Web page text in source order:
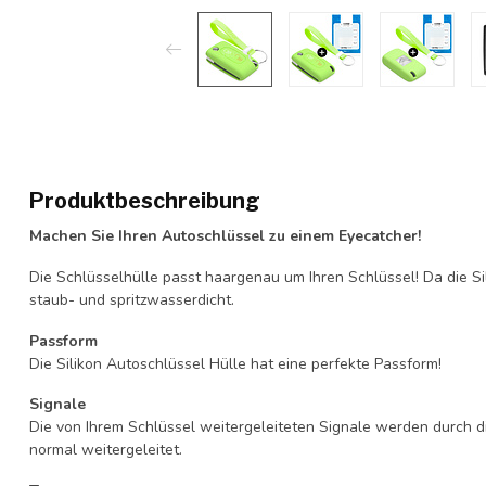
Produktbeschreibung
Machen Sie Ihren Autoschlüssel zu einem Eyecatcher!
Die Schlüsselhülle passt haargenau um Ihren Schlüssel! Da die
staub- und spritzwasserdicht.
Passform
Die Silikon Autoschlüssel Hülle hat eine perfekte Passform!
Signale
Die von Ihrem Schlüssel weitergeleiteten Signale werden durch
normal weitergeleitet.